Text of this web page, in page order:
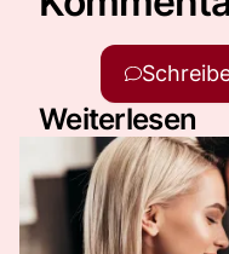
Weiterlesen